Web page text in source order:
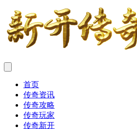
首页
传奇资讯
传奇攻略
传奇玩家
传奇新开